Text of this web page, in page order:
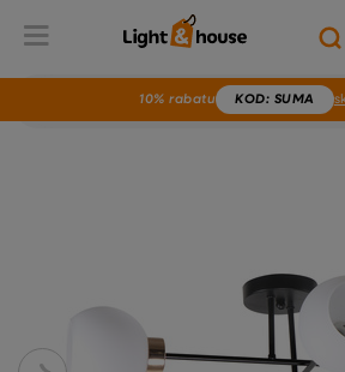
10% rabatu KOD: SUMA